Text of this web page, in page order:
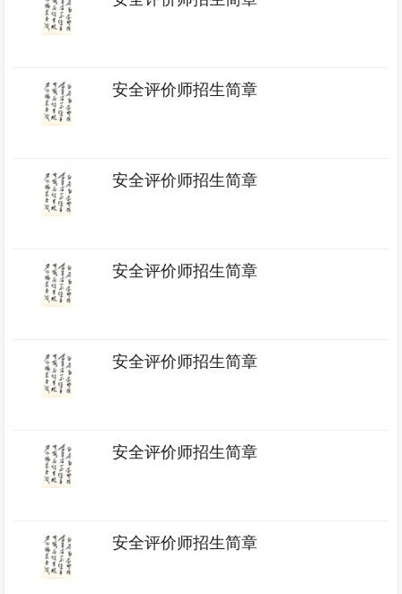
安全评价师招生简章
安全评价师招生简章
安全评价师招生简章
安全评价师招生简章
安全评价师招生简章
安全评价师招生简章